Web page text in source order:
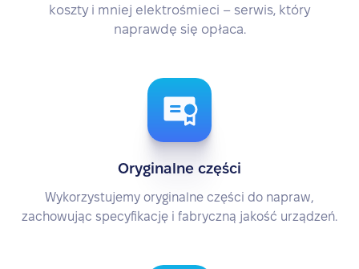
koszty i mniej elektrośmieci – serwis, który
naprawdę się opłaca.
Oryginalne części
Wykorzystujemy oryginalne części do napraw,
zachowując specyfikację i fabryczną jakość urządzeń.